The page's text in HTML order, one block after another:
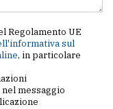
Regolamento UE
sul
, in particolare
messaggio